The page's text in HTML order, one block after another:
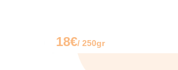
18€/ 250gr